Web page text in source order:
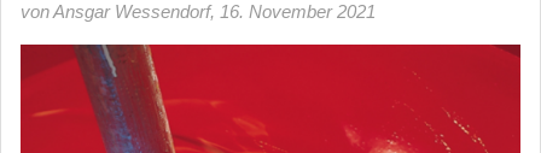
von Ansgar Wessendorf, 16. November 2021